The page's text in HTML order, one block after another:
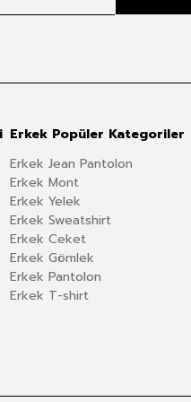
Erkek Popüler Kategoriler
Erkek Jean Pantolon
Erkek Mont
Erkek Yelek
Erkek Sweatshirt
Erkek Ceket
Erkek Gömlek
Erkek Pantolon
Erkek T-shirt